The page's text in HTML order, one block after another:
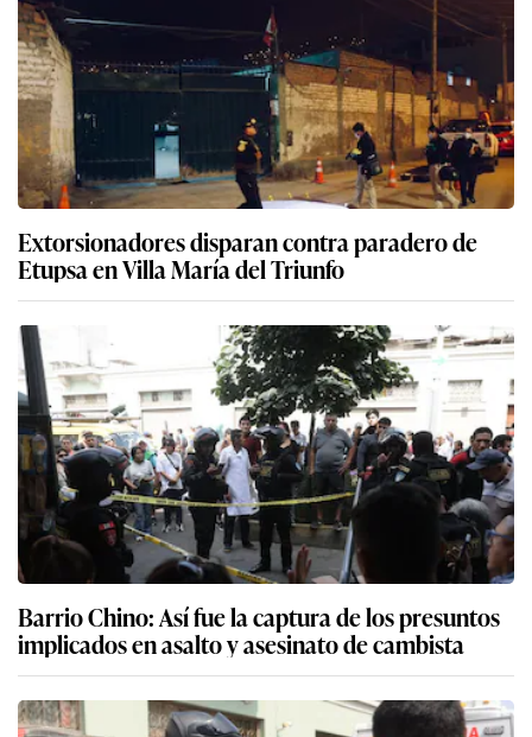
Extorsionadores disparan contra paradero de
Etupsa en Villa María del Triunfo
Barrio Chino: Así fue la captura de los presuntos
implicados en asalto y asesinato de cambista